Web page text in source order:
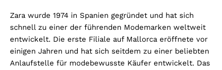
Zara wurde 1974 in Spanien gegründet und hat sich
schnell zu einer der führenden Modemarken weltweit
entwickelt. Die erste Filiale auf Mallorca eröffnete vor
einigen Jahren und hat sich seitdem zu einer beliebten
Anlaufstelle für modebewusste Käufer entwickelt. Das